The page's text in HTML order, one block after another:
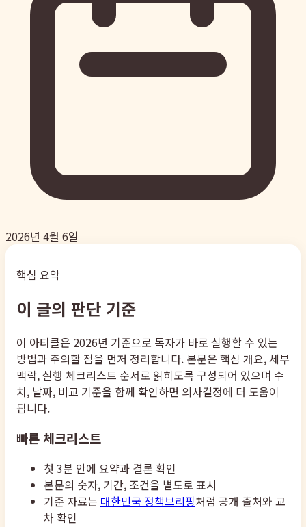
2026년 4월 6일
핵심 요약
이 글의 판단 기준
이 아티클은 2026년 기준으로 독자가 바로 실행할 수 있는
방법과 주의할 점을 먼저 정리합니다. 본문은 핵심 개요, 세부
맥락, 실행 체크리스트 순서로 읽히도록 구성되어 있으며 수
치, 날짜, 비교 기준을 함께 확인하면 의사결정에 더 도움이
됩니다.
빠른 체크리스트
첫 3분 안에 요약과 결론 확인
본문의 숫자, 기간, 조건을 별도로 표시
기준 자료는 대한민국 정책브리핑처럼 공개 출처와 교
차 확인